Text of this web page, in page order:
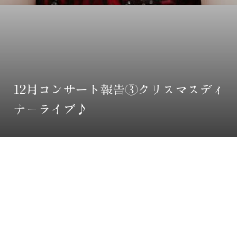
12月コンサート報告③クリスマスディ
ナーライブ♪